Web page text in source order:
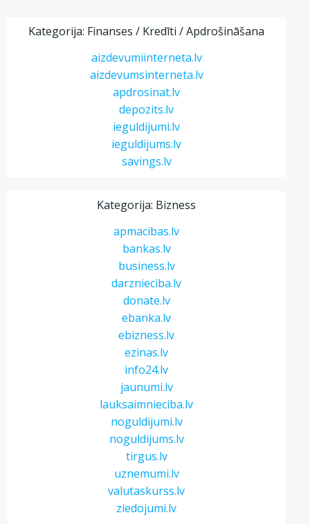
Kategorija: Finanses / Kredīti / Apdrošināšana
aizdevumiinterneta.lv
aizdevumsinterneta.lv
apdrosinat.lv
depozits.lv
ieguldijumi.lv
ieguldijums.lv
savings.lv
Kategorija: Bizness
apmacibas.lv
bankas.lv
business.lv
darznieciba.lv
donate.lv
ebanka.lv
ebizness.lv
ezinas.lv
info24.lv
jaunumi.lv
lauksaimnieciba.lv
noguldijumi.lv
noguldijums.lv
tirgus.lv
uznemumi.lv
valutaskurss.lv
ziedojumi.lv